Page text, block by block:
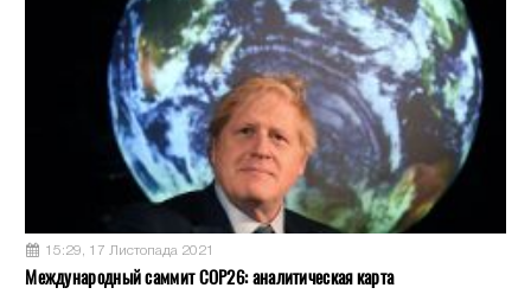
15:29, 17 Листопада 2021
Международный саммит COP26: аналитическая карта